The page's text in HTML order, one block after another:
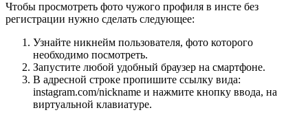
Чтобы просмотреть фото чужого профиля в инсте без
регистрации нужно сделать следующее:
Узнайте никнейм пользователя, фото которого
необходимо посмотреть.
Запустите любой удобный браузер на смартфоне.
В адресной строке пропишите ссылку вида:
instagram.com/nickname и нажмите кнопку ввода, на
виртуальной клавиатуре.